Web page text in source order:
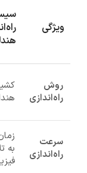
ویژگی
روش
راه‌اندازی
سرعت
راه‌اندازی
به